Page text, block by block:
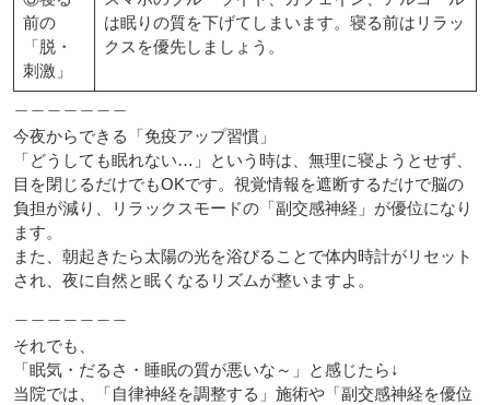
前の
「脱・
刺激」
は眠りの質を下げてしまいます。寝る前はリラッ
クスを優先しましょう。
今夜からできる「免疫アップ習慣」
「どうしても眠れない…」という時は、無理に寝ようとせず、
目を閉じるだけでもOKです。視覚情報を遮断するだけで脳の
負担が減り、リラックスモードの「副交感神経」が優位になり
ます。
また、朝起きたら太陽の光を浴びることで体内時計がリセット
され、夜に自然と眠くなるリズムが整いますよ。
それでも、
「眠気・だるさ・睡眠の質が悪いな～」と感じたら↓
当院では、「自律神経を調整する」施術や「副交感神経を優位